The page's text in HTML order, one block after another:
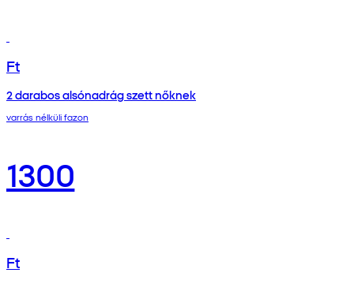
Ft
2 darabos alsónadrág szett nőknek
varrás nélküli fazon
1300
Ft